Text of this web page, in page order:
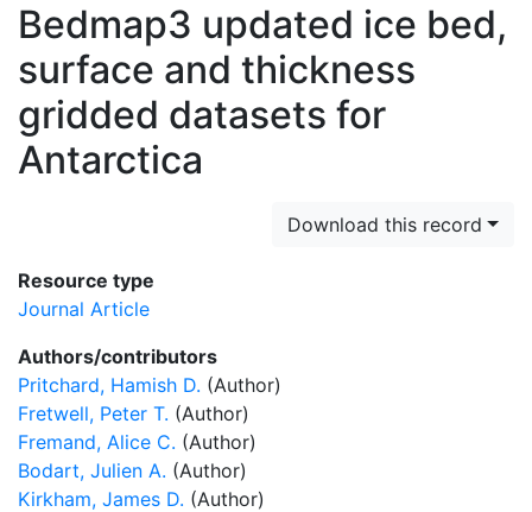
Bedmap3 updated ice bed,
surface and thickness
gridded datasets for
Antarctica
Download this record
Resource type
Journal Article
Authors/contributors
Pritchard, Hamish D. (Author)
Fretwell, Peter T. (Author)
Fremand, Alice C. (Author)
Bodart, Julien A. (Author)
Kirkham, James D. (Author)